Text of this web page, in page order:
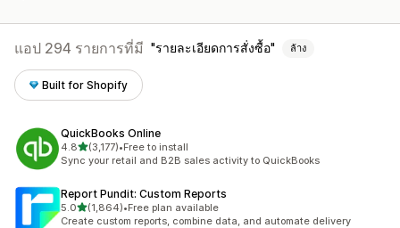
แอป 294 รายการที่มี รายละเอียดการสั่งซื้อ ล้าง
Built for Shopify
QuickBooks Online
4.8เต็ม 5 ดาว
(3,177)
ทั้งหมด 3177 รีวิว
•Free to install
Sync your retail and B2B sales activity to QuickBooks
Report Pundit: Custom Reports
5.0เต็ม 5 ดาว
(1,864)
ทั้งหมด 1864 รีวิว
•Free plan available
Create custom reports, combine data, and automate delivery